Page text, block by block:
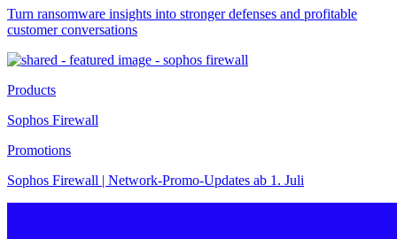
Turn ransomware insights into stronger defenses and profitable
customer conversations
Products
Sophos Firewall
Promotions
Sophos Firewall | Network-Promo-Updates ab 1. Juli